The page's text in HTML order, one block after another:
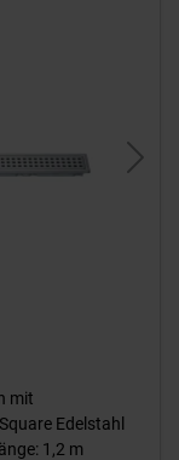
Next
mit
Edelstahl
1,2 m